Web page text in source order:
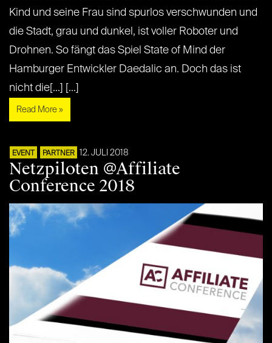
Kind und seine Frau sind spurlos verschwunden und
die Stadt, grau und dunkel, ist voller Roboter und
Drohnen. So fängt das Spiel State of Mind der
Hamburger Entwickler Daedalic an. Doch das ist
nicht die[...] [...]
Read More »
EVENT PARTNER 12. JULI 2018
Netzpiloten @Affiliate
Conference 2018